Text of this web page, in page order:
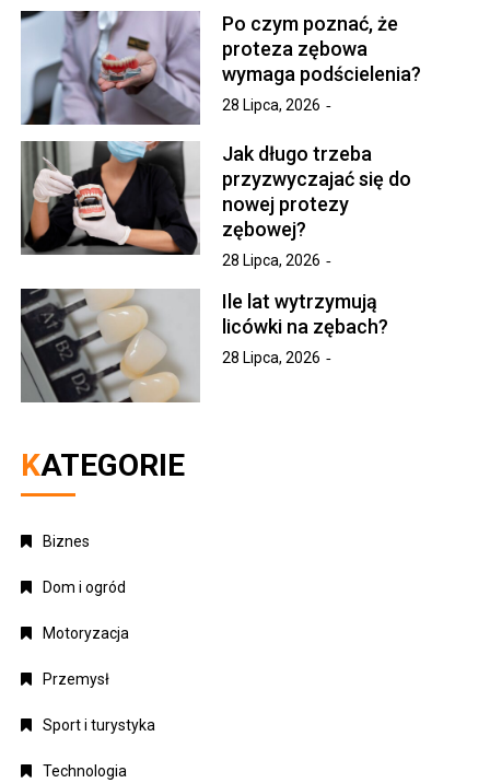
Po czym poznać, że
proteza zębowa
wymaga podścielenia?
28 Lipca, 2026
Jak długo trzeba
przyzwyczajać się do
nowej protezy
zębowej?
28 Lipca, 2026
Ile lat wytrzymują
licówki na zębach?
28 Lipca, 2026
KATEGORIE
Biznes
Dom i ogród
Motoryzacja
Przemysł
Sport i turystyka
Technologia